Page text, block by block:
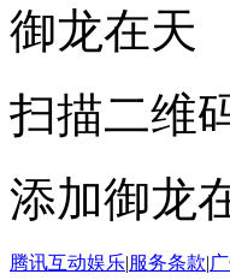
御龙在天
扫描二维
添加御龙
腾讯互动娱乐|服务条款|